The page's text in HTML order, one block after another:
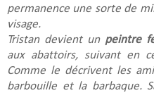
permanence une sorte de
visage.
Tristan devient un peintre
aux abattoirs, suivant en
Comme le décrivent les
barbouille et la barbaque.